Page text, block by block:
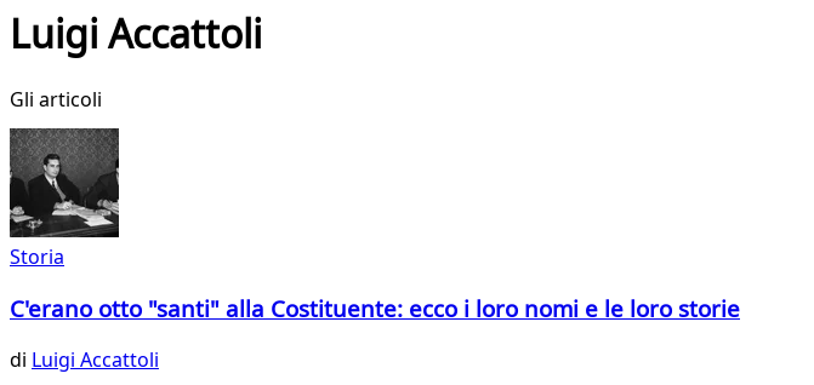
Luigi Accattoli
Gli articoli
Storia
C'erano otto "santi" alla Costituente: ecco i loro nomi e le loro storie
di Luigi Accattoli